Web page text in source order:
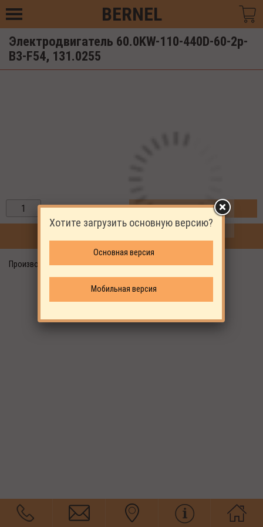
BERNEL
Электродвигатель 60.0KW-110-440D-60-2p-
B3-F54, 131.0255
ЗАКАЗАТЬ
Производитель: ALUP
Хотите загрузить основную версию?
Основная версия
Мобильная версия